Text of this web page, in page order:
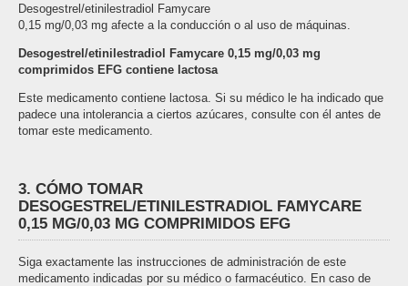
Desogestrel/etinilestradiol Famycare
0,15 mg/0,03 mg afecte a la conducción o al uso de máquinas.
Desogestrel/etinilestradiol Famycare 0,15 mg/0,03 mg
comprimidos EFG contiene lactosa
Este medicamento contiene lactosa. Si su médico le ha indicado que
padece una intolerancia a ciertos azúcares, consulte con él antes de
tomar este medicamento.
3. CÓMO TOMAR
DESOGESTREL/ETINILESTRADIOL FAMYCARE
0,15 MG/0,03 MG COMPRIMIDOS EFG
Siga exactamente las instrucciones de administración de este
medicamento indicadas por su médico o farmacéutico. En caso de